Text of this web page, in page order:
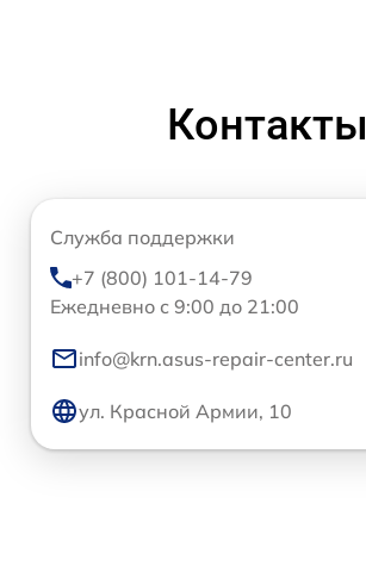
Контакты
Служба поддержки
+7 (800) 101-14-79
Ежедневно с 9:00 до 21:00
info@krn.asus-repair-center.ru
ул. Красной Армии, 10